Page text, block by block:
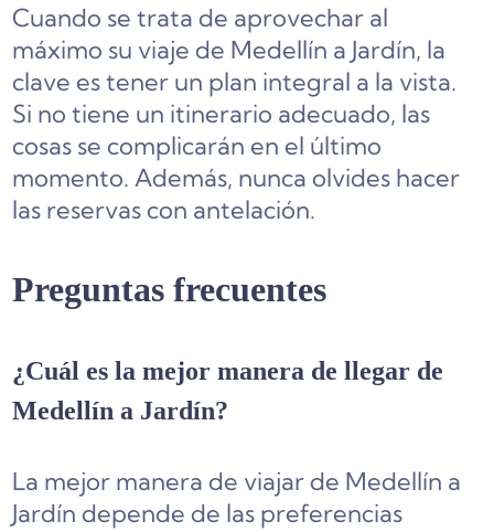
Cuando se trata de aprovechar al
máximo su viaje de Medellín a Jardín, la
clave es tener un plan integral a la vista.
Si no tiene un itinerario adecuado, las
cosas se complicarán en el último
momento. Además, nunca olvides hacer
las reservas con antelación.
Preguntas frecuentes
¿Cuál es la mejor manera de llegar de
Medellín a Jardín?
La mejor manera de viajar de Medellín a
Jardín depende de las preferencias